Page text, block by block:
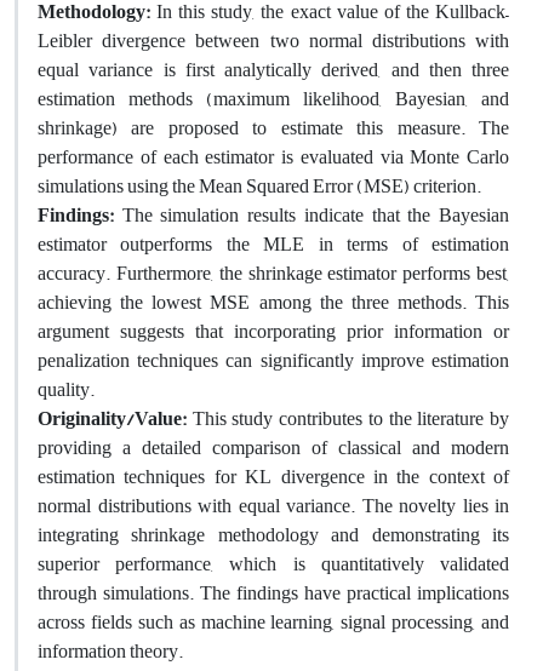
Methodology:In this study, the exact value of the Kullback–
Leibler divergence between two normal distributions with
equal variance is first analytically derived, and then three
estimation methods (maximum likelihood, Bayesian, and
shrinkage) are proposed to estimate this measure. The
performance of each estimator is evaluated via Monte Carlo
simulations using the Mean Squared Error (MSE) criterion.
Findings: The simulation results indicate that the Bayesian
estimator outperforms the MLE in terms of estimation
accuracy. Furthermore, the shrinkage estimator performs best,
achieving the lowest MSE among the three methods. This
argument suggests that incorporating prior information or
penalization techniques can significantly improve estimation
quality.
Originality/Value:This study contributes to the literature by
providing a detailed comparison of classical and modern
estimation techniques for KL divergence in the context of
normal distributions with equal variance. The novelty lies in
integrating shrinkage methodology and demonstrating its
superior performance, which is quantitatively validated
through simulations. The findings have practical implications
across fields such as machine learning, signal processing, and
information theory.